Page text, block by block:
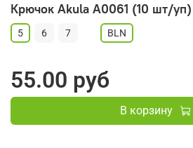
Крючок Akula A0061 (10 шт/уп)
5 6 7 BLN
55.00 руб
В корзину